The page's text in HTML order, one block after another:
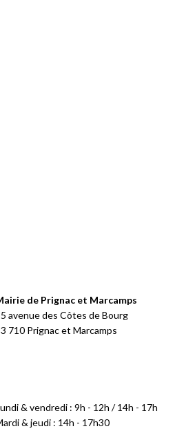
de Prignac et Marcamps
avenue des Côtes de Bourg
710 Prignac et Marcamps
& vendredi : 9h - 12h / 14h - 17h
& jeudi : 14h - 17h30